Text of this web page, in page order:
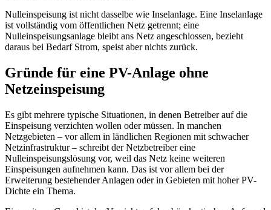
Nulleinspeisung ist nicht dasselbe wie Inselanlage. Eine Inselanlage
ist vollständig vom öffentlichen Netz getrennt; eine
Nulleinspeisungsanlage bleibt ans Netz angeschlossen, bezieht
daraus bei Bedarf Strom, speist aber nichts zurück.
Gründe für eine PV-Anlage ohne
Netzeinspeisung
Es gibt mehrere typische Situationen, in denen Betreiber auf die
Einspeisung verzichten wollen oder müssen. In manchen
Netzgebieten – vor allem in ländlichen Regionen mit schwacher
Netzinfrastruktur – schreibt der Netzbetreiber eine
Nulleinspeisungslösung vor, weil das Netz keine weiteren
Einspeisungen aufnehmen kann. Das ist vor allem bei der
Erweiterung bestehender Anlagen oder in Gebieten mit hoher PV-
Dichte ein Thema.